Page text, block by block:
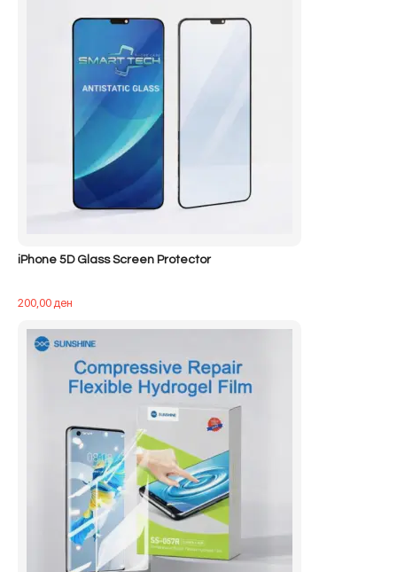
iPhone 5D Glass Screen Protector
200,00ден